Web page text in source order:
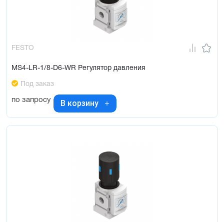
FESTO
MS4-LR-1/8-D6-WR Регулятор давления
Под заказ
по запросу В корзину